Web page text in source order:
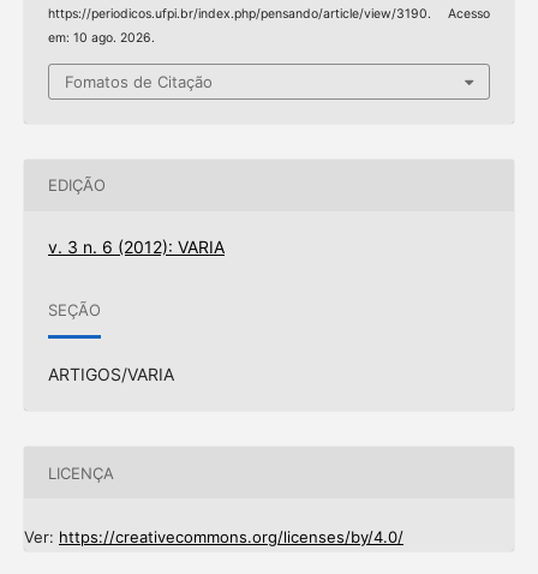
https://periodicos.ufpi.br/index.php/pensando/article/view/3190. Acesso
em: 10 ago. 2026.
Fomatos de Citação
EDIÇÃO
v. 3 n. 6 (2012): VARIA
SEÇÃO
ARTIGOS/VARIA
LICENÇA
Ver: https://creativecommons.org/licenses/by/4.0/